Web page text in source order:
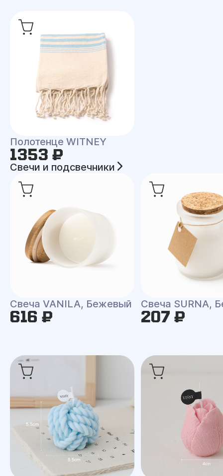
Полотенце WITNEY
1353 ₽
Свечи и подсвечники
Свеча VANILA, Бежевый
616 ₽
Свеча SURNA,
207 ₽